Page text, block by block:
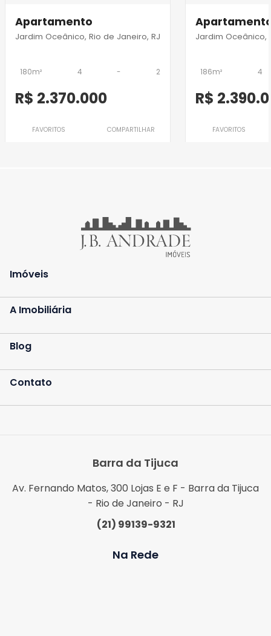
Apartamento
Jardim Oceânico, Rio de Janeiro, RJ
180m² 4 - 2
R$ 2.370.000
FAVORITOS COMPARTILHAR
Jardim Oceânico,
186m² 4
R$
FAVORITOS
Imóveis
A Imobiliária
Blog
Contato
Barra da Tijuca
Av. Fernando Matos, 300 Lojas E e F - Barra da Tijuca
- Rio de Janeiro - RJ
(21) 99139-9321
Na Rede